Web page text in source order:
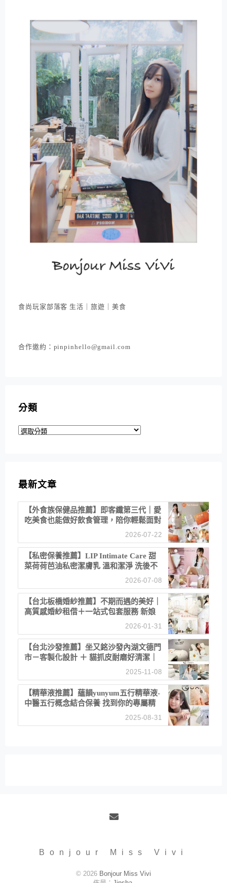
食尚玩家部落客 生活｜旅遊｜美食
合作邀約：pinpinhello@gmail.com
分類
分
最新文章
【外食族保健品推薦】即客纖第三代｜愛
吃美食也能做好飲食管理，陪你輕鬆面對
2026-07-22
【私密保養推薦】LIP Intimate Care 甜
菜荷荷芭油私密潔膚乳 溫和潔淨 洗後不
2026-07-08
【台北板橋婚紗推薦】不期而遇的美好｜
高質感婚紗租借＋一站式包套服務 新娘
2026-01-31
【台北沙發推薦】坐又銘沙發內湖文德門
市－客製化設計 ＋ 貓抓皮耐磨好清潔｜
直營直銷、價格透明 高CP值打造夢想
2025-11-08
【精華液推薦】蘊韻yunyum五行精華液-
中醫五行概念結合保養 找到你的專屬精
華！ 水㊀土㊀就選「潤・賦精華」維持
2025-08-31
Bonjour Miss Vivi
© 2026 Bonjour Miss Vivi